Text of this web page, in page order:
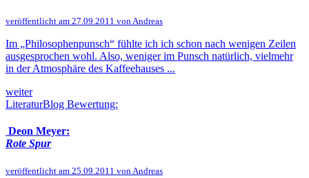
veröffentlicht am 27.09.2011 von Andreas
Im „Philosophenpunsch“ fühlte ich ich schon nach wenigen Zeilen
ausgesprochen wohl. Also, weniger im Punsch natürlich, vielmehr
in der Atmosphäre des Kaffeehauses ...
weiter
LiteraturBlog Bewertung:
Deon Meyer:
Rote Spur
veröffentlicht am 25.09.2011 von Andreas